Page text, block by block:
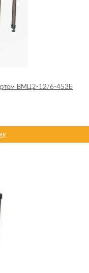
ВМЦ2-12/6-453Б